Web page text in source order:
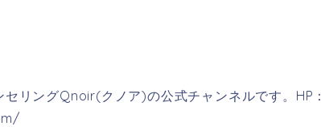
リングQnoir(クノア)の公式チャンネルです。HP：